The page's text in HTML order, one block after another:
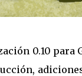
0.10 para